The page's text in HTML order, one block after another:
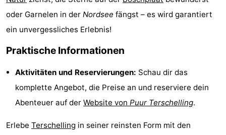
Forum
Inselhüpfen
Reisebuchshop
Medizin
oder Garnelen in der Nordsee fängst – es wird garantiert
ein unvergessliches Erlebnis!
Praktische Informationen
Aktivitäten und Reservierungen: Schau dir das
komplette Angebot, die Preise an und reserviere dein
Abenteuer auf der Website von Puur Terschelling.
Erlebe Terschelling in seiner reinsten Form mit den